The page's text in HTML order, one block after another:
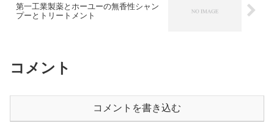
第一工業製薬とホーユーの無香性シャン
プーとトリートメント
コメント
コメントを書き込む